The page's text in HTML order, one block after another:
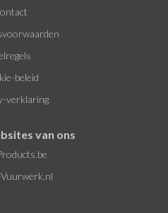
beleid
verklaring
van ons